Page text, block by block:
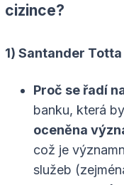
cizince?
1) Santander Totta
Proč se řadí
banku, která
oceněna
což je
služeb